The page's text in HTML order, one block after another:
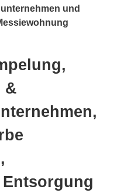
und
&